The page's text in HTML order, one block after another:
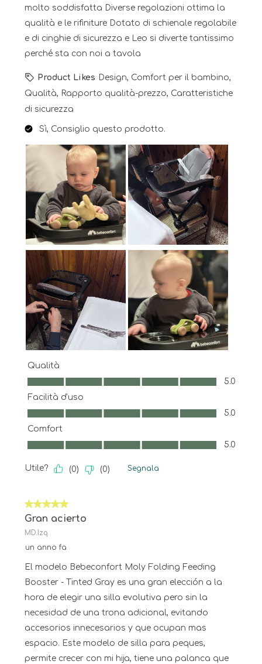
molto soddisfatta Diverse regolazioni ottima la
qualità e le rifiniture Dotato di schienale regolabile
e di cinghie di sicurezza e Leo si diverte tantissimo
perché sta con noi a tavola
Product Likes Design, Comfort per il bambino,
Qualità, Rapporto qualità-prezzo, Caratteristiche
di sicurezza
Sì, Consiglio questo prodotto.
Qualità
Qualità, 5.0 su 5
5.0
Facilità d'uso
Facilità d'uso, 5.0 su 5
5.0
Comfort
Comfort, 5.0 su 5
5.0
Utile? (0) (0) Segnala
5 su 5 stelle.
Gran acierto
MD.Izq
un anno fa
El modelo Bebeconfort Moly Folding Feeding
Booster - Tinted Gray es una gran elección a la
hora de elegir una silla evolutiva pero sin la
necesidad de una trona adicional, evitando
accesorios innecesarios y que ocupan mas
espacio. Este modelo de silla para peques,
permite crecer con mi hija, tiene una palanca que